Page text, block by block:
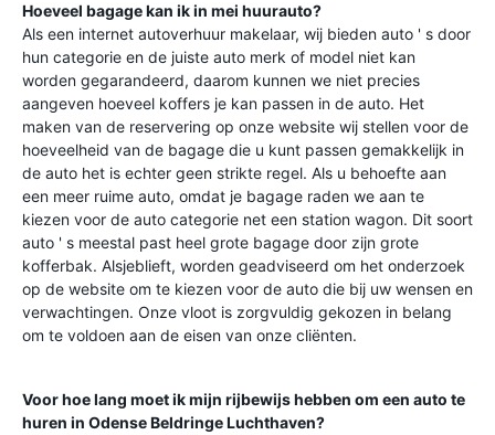
Hoeveel bagage kan ik in mei huurauto?
Als een internet autoverhuur makelaar, wij bieden auto ' s door
hun categorie en de juiste auto merk of model niet kan
worden gegarandeerd, daarom kunnen we niet precies
aangeven hoeveel koffers je kan passen in de auto. Het
maken van de reservering op onze website wij stellen voor de
hoeveelheid van de bagage die u kunt passen gemakkelijk in
de auto het is echter geen strikte regel. Als u behoefte aan
een meer ruime auto, omdat je bagage raden we aan te
kiezen voor de auto categorie net een station wagon. Dit soort
auto ' s meestal past heel grote bagage door zijn grote
kofferbak. Alsjeblieft, worden geadviseerd om het onderzoek
op de website om te kiezen voor de auto die bij uw wensen en
verwachtingen. Onze vloot is zorgvuldig gekozen in belang
om te voldoen aan de eisen van onze cliënten.
Voor hoe lang moet ik mijn rijbewijs hebben om een auto te
huren in Odense Beldringe Luchthaven?